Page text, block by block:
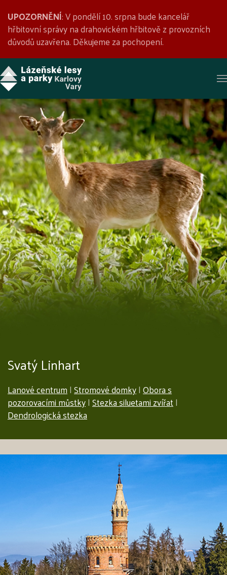
UPOZORNĚNÍ: V pondělí 10. srpna bude kancelář
hřbitovní správy na drahovickém hřbitově z provozních
důvodů uzavřena. Děkujeme za pochopení.
Svatý Linhart
Lanové centrum| Stromové domky| Obora s
pozorovacími můstky| Stezka siluetami zvířat|
Dendrologická stezka